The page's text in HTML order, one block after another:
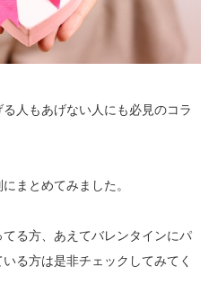
人もあげない人にも必見のコラ
まとめてみました。
る方、あえてバレンタインにパ
る方は是非チェックしてみてく